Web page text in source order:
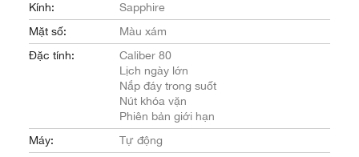
Kính:
Sapphire
Mặt số:
Màu xám
Đặc tính:
Caliber 80
Lịch ngày lớn
Nắp đáy trong suốt
Nút khóa vặn
Phiên bản giới hạn
Máy:
Tự động